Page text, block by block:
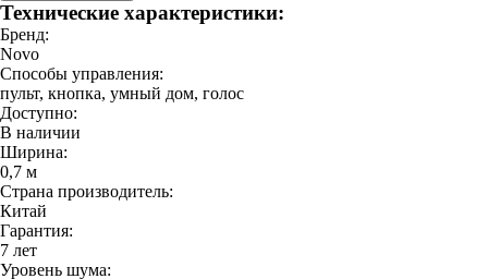
Технические характеристики:
Бренд:
Novo
Способы управления:
пульт, кнопка, умный дом, голос
Доступно:
В наличии
Ширина:
0,7 м
Страна производитель:
Китай
Гарантия:
7 лет
Уровень шума: